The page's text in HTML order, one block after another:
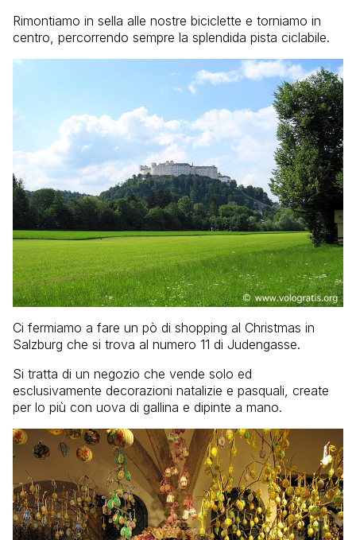
Rimontiamo in sella alle nostre biciclette e torniamo in
centro, percorrendo sempre la splendida pista ciclabile.
Ci fermiamo a fare un pò di shopping al Christmas in
Salzburg che si trova al numero 11 di Judengasse.
Si tratta di un negozio che vende solo ed
esclusivamente decorazioni natalizie e pasquali, create
per lo più con uova di gallina e dipinte a mano.